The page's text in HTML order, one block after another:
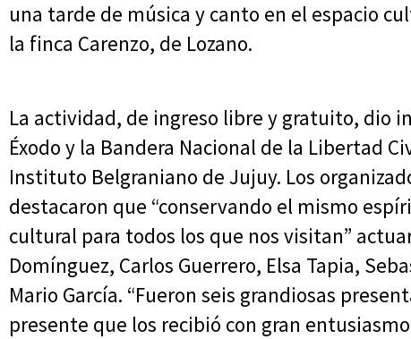
una tarde de música y canto en el espacio
la finca Carenzo, de Lozano.
La actividad, de ingreso libre y gratuito, dio
Éxodo y la Bandera Nacional de la Libertad
Instituto Belgraniano de Jujuy. Los
destacaron que “conservando el mismo
cultural para todos los que nos visitan”
Domínguez, Carlos Guerrero, Elsa Tapia,
Mario García. “Fueron seis grandiosas
presente que los recibió con gran entusiasmo